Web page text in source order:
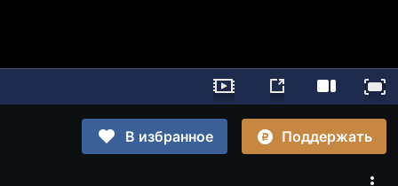
В избранное
Поддержать